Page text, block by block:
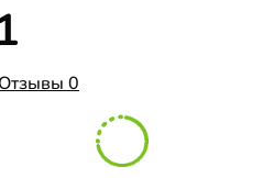
Отзывы 0